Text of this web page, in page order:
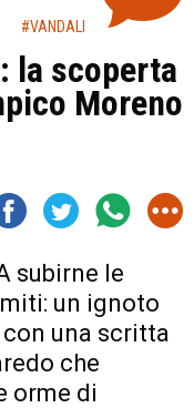
#VANDALI
la scoperta
Moreno
subirne le
un ignoto
una scritta
che
orme di